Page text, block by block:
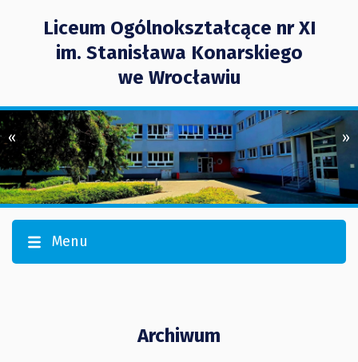
Liceum Ogólnokształcące nr XI
im. Stanisława Konarskiego
we Wrocławiu
« »
Menu
Archiwum